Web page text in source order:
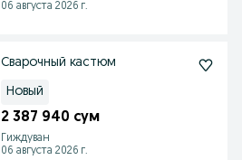
06 августа 2026 г.
Сварочный кастюм
Новый
2 387 940 сум
Гиждуван
06 августа 2026 г.